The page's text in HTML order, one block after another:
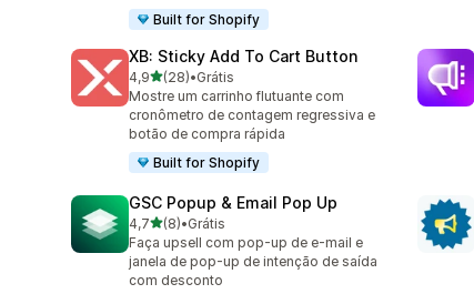
Built for Shopify
XB: Sticky Add To Cart Button
4,9de 5 estrelas
(28)
28 avaliações ao todo
•Grátis
Mostre um carrinho flutuante com
cronômetro de contagem regressiva e
botão de compra rápida
Built for Shopify
GSC Popup & Email Pop Up
4,7de 5 estrelas
(8)
8 avaliações ao todo
•Grátis
Faça upsell com pop-up de e-mail e
janela de pop-up de intenção de saída
com desconto